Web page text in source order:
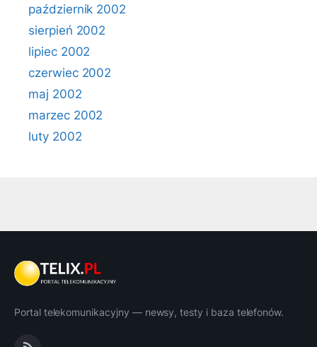
październik 2002
sierpień 2002
lipiec 2002
czerwiec 2002
maj 2002
marzec 2002
luty 2002
Portal telekomunikacyjny — newsy, testy i baza telefonów.